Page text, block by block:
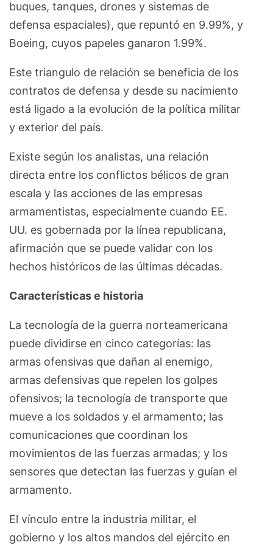
buques, tanques, drones y sistemas de
defensa espaciales), que repuntó en 9.99%, y
Boeing, cuyos papeles ganaron 1.99%.
Este triangulo de relación se beneficia de los
contratos de defensa y desde su nacimiento
está ligado a la evolución de la política militar
y exterior del país.
Existe según los analistas, una relación
directa entre los conflictos bélicos de gran
escala y las acciones de las empresas
armamentistas, especialmente cuando EE.
UU. es gobernada por la línea republicana,
afirmación que se puede validar con los
hechos históricos de las últimas décadas.
Características e historia
La tecnología de la guerra norteamericana
puede dividirse en cinco categorías: las
armas ofensivas que dañan al enemigo,
armas defensivas que repelen los golpes
ofensivos; la tecnología de transporte que
mueve a los soldados y el armamento; las
comunicaciones que coordinan los
movimientos de las fuerzas armadas; y los
sensores que detectan las fuerzas y guían el
armamento.
El vínculo entre la industria militar, el
gobierno y los altos mandos del ejército en